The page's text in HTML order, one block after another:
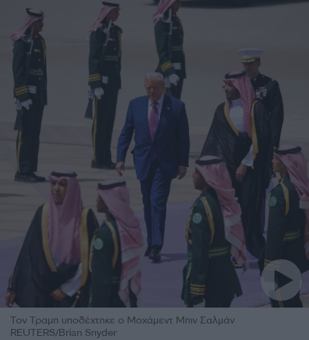
Τον Τραμπ υποδέχτηκε ο Μοχάμεντ Μπιν Σαλμάν
REUTERS/Brian Snyder